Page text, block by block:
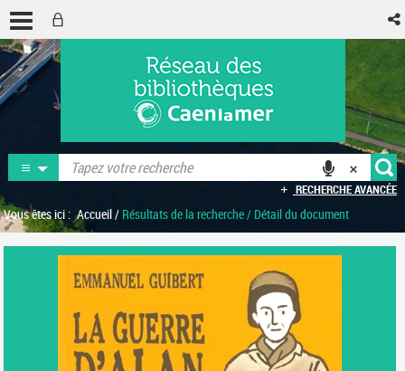
RECHERCHE AVANCÉE
Vous êtes ici : Accueil/ Résultats de la recherche/ Détail du document